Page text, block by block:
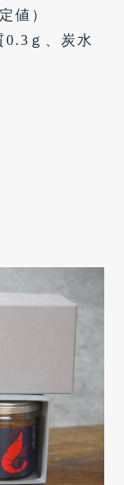
値）
ｇ、炭水